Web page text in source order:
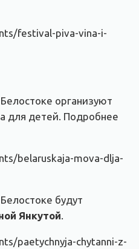
festival-piva-vina-i-
организуют
для детей. Подробнее
belaruskaja-mova-dlja-
будут
Янкутой
paetychnyja-chytanni-z-